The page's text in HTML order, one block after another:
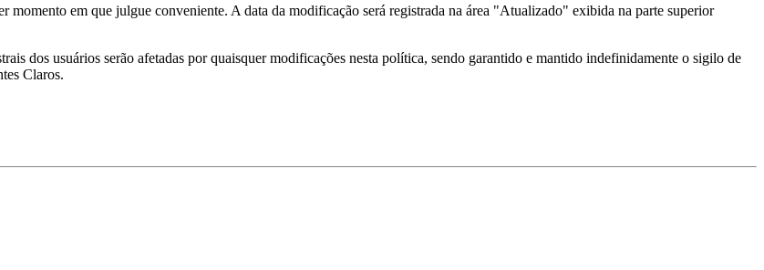
momento em que julgue conveniente. A data da modificação será registrada na área "Atualizado" exibida na parte superior
dos usuários serão afetadas por quaisquer modificações nesta política, sendo garantido e mantido indefinidamente o sigilo de
Claros.